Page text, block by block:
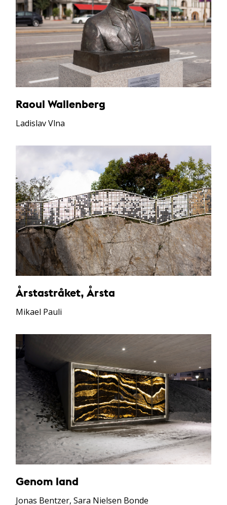
Raoul Wallenberg
Ladislav Vlna
Årstastråket, Årsta
Mikael Pauli
Genom land
Jonas Bentzer, Sara Nielsen Bonde